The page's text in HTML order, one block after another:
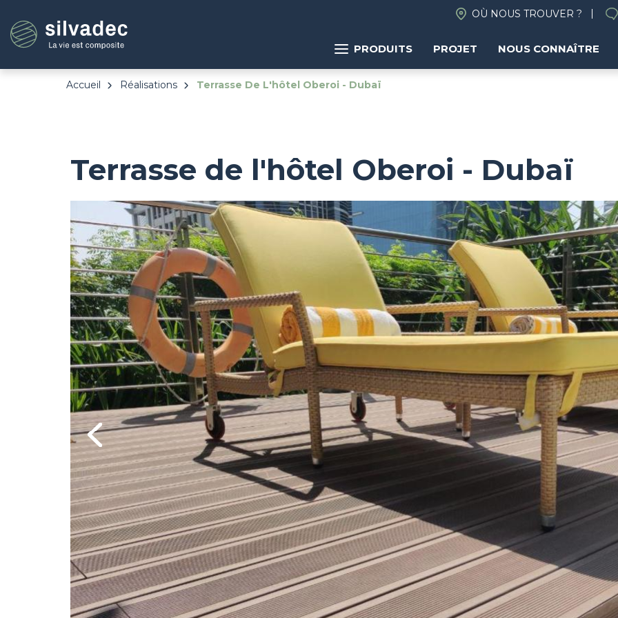
au
contenu
principal
OÙ NOUS TROUVER ?
PRODUITS PROJET NOUS CONNAÎTRE
Accueil Réalisations Terrasse De L'hôtel Oberoi - Dubaï
Terrasse de l'hôtel Oberoi - Dubaï
Previous